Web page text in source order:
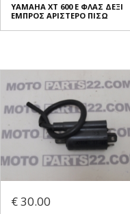
YAMAHA XT 600 E ΦΛΑΣ ΔΕΞΙ
ΕΜΠΡΟΣ ΑΡΙΣΤΕΡΟ ΠΙΣΩ
€ 30.00